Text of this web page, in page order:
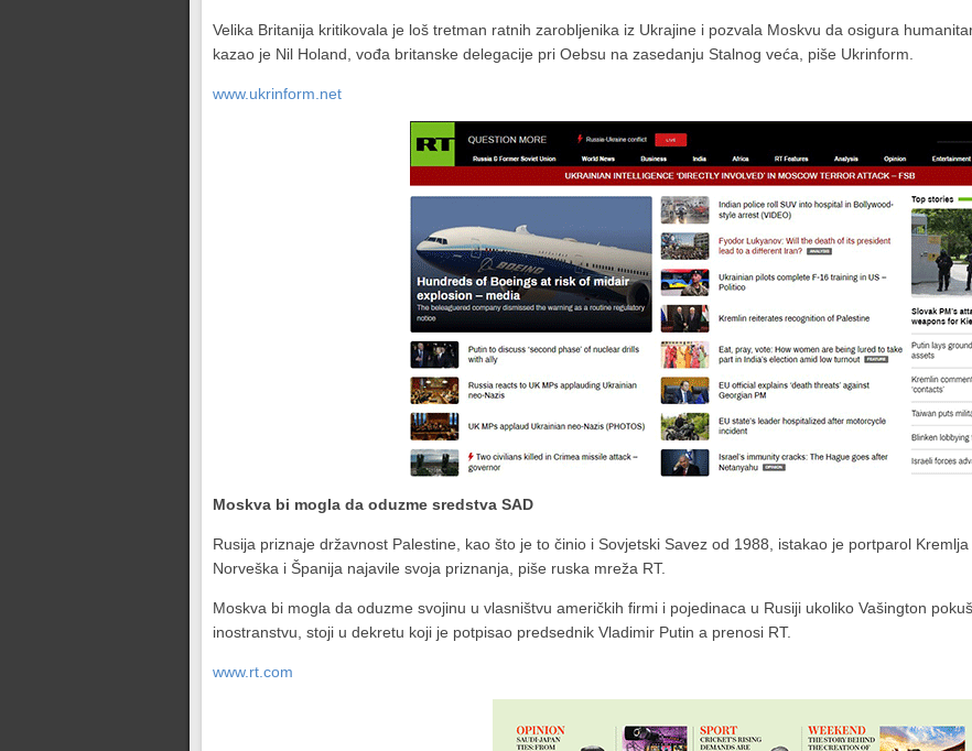
Velika Britanija kritikovala je loš tretman ratnih zarobljenika iz Ukrajine i pozvala Moskvu da osigura
kazao je Nil Holand, vođa britanske delegacije pri Oebsu na zasedanju Stalnog veća, piše Ukrinform.
www.ukrinform.net
Moskva bi mogla da oduzme sredstva SAD
Rusija priznaje državnost Palestine, kao što je to činio i Sovjetski Savez od 1988, istakao je portparol
Norveška i Španija najavile svoja priznanja, piše ruska mreža RT.
Moskva bi mogla da oduzme svojinu u vlasništvu američkih firmi i pojedinaca u Rusiji ukoliko Vašington
inostranstvu, stoji u dekretu koji je potpisao predsednik Vladimir Putin a prenosi RT.
www.rt.com